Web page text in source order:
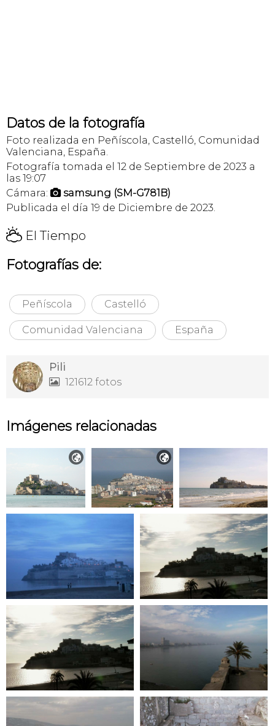
Datos de la fotografía
Foto realizada en Peñíscola, Castelló, Comunidad
Valenciana, España.
Fotografía tomada el 12 de Septiembre de 2023 a
las 19:07
Cámara:  samsung (SM-G781B)
Publicada el día 19 de Diciembre de 2023.
H El Tiempo
Fotografías de:
Peñíscola Castelló
Comunidad Valenciana España
Pili
 121612 fotos
Imágenes relacionadas
 